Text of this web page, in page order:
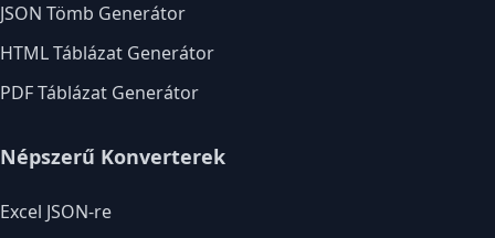
JSON Tömb Generátor
HTML Táblázat Generátor
PDF Táblázat Generátor
Népszerű Konverterek
Excel JSON-re